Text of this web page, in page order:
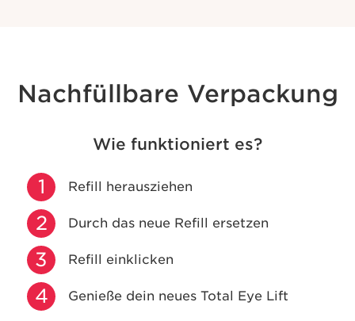
Nachfüllbare Verpackung
Wie funktioniert es?
1 Refill herausziehen
2 Durch das neue Refill ersetzen
3 Refill einklicken
4 Genieße dein neues Total Eye Lift